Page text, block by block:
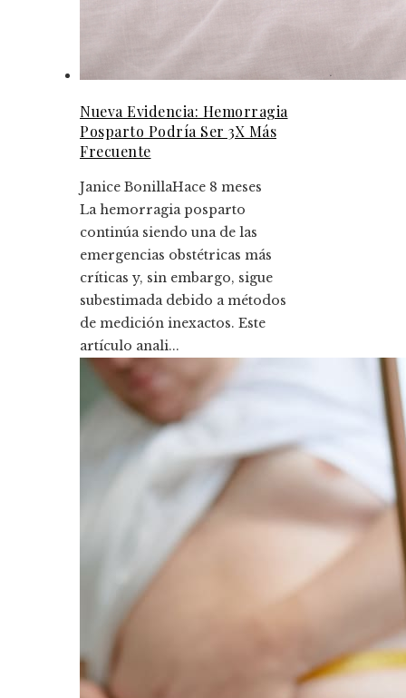
Nueva Evidencia: Hemorragia
Posparto Podría Ser 3X Más
Frecuente
Janice BonillaHace 8 meses
La hemorragia posparto
continúa siendo una de las
emergencias obstétricas más
críticas y, sin embargo, sigue
subestimada debido a métodos
de medición inexactos. Este
artículo anali...